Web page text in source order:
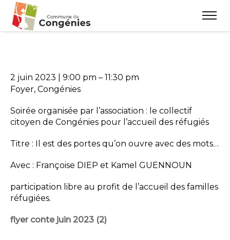
2 juin 2023 9:00 pm – 11:30 pm
Foyer, Congénies
Soirée organisée par l’association : le collectif
citoyen de Congénies pour l’accueil des réfugiés
Titre : Il est des portes qu’on ouvre avec des mots…
Avec : Françoise DIEP et Kamel GUENNOUN
participation libre au profit de l’accueil des familles
réfugiées.
flyer conte juin 2023 (2)